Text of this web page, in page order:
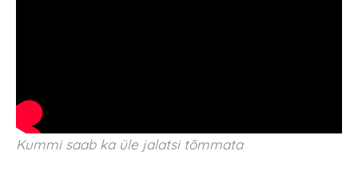
Kummi saab ka üle jalatsi tõmmata